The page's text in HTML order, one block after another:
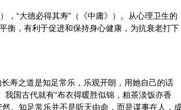
，“大德必得其寿”（《中庸》）。从心理卫生的
衡，有利于促进和保持身心健康，为抗衰老打下
寿之道是知足常乐，乐观开朗，用她自己的话
我国古代就有“布衣得暖胜似锦，粗茶淡饭亦香
。知足常乐并不是听天由命，而是谋事在人，